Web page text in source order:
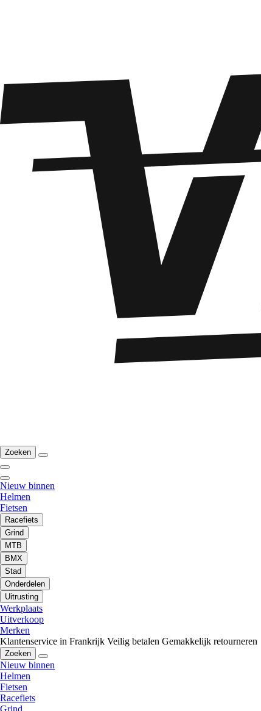
Zoeken
Nieuw binnen
Helmen
Fietsen
Racefiets
Grind
MTB
BMX
Stad
Onderdelen
Uitrusting
Werkplaats
Uitverkoop
Merken
Klantenservice in Frankrijk Veilig betalen Gemakkelijk retourneren
Zoeken
Nieuw binnen
Helmen
Fietsen
Racefiets
Grind